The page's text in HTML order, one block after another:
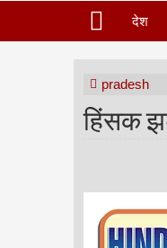
देश
pradesh
हिंसक